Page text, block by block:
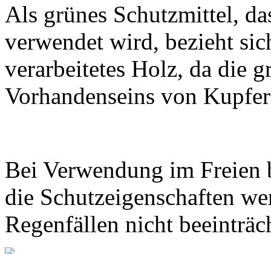
Als grünes Schutzmittel,
verwendet wird, bezieht
verarbeitetes Holz, da die
Vorhandenseins von
Bei Verwendung im
die Schutzeigenschaften
Regenfällen nicht